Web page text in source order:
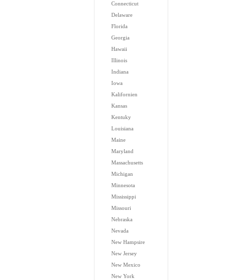
Connecticut
Delaware
Florida
Georgia
Hawaii
Illinois
Indiana
Iowa
Kalifornien
Kansas
Kentuky
Louisiana
Maine
Maryland
Massachusetts
Michigan
Minnesota
Mississippi
Missouri
Nebraska
Nevada
New Hampsire
New Jersey
New Mexico
New York